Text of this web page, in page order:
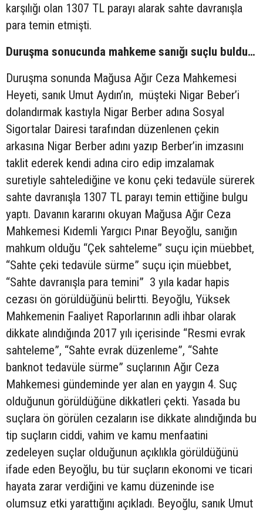
karşılığı olan 1307 TL parayı alarak sahte davranışla
para temin etmişti.
Duruşma sonucunda mahkeme sanığı suçlu buldu…
Duruşma sonunda Mağusa Ağır Ceza Mahkemesi
Heyeti, sanık Umut Aydın’ın, müşteki Nigar Beber’i
dolandırmak kastıyla Nigar Berber adına Sosyal
Sigortalar Dairesi tarafından düzenlenen çekin
arkasına Nigar Berber adını yazıp Berber’in imzasını
taklit ederek kendi adına ciro edip imzalamak
suretiyle sahtelediğine ve konu çeki tedavüle sürerek
sahte davranışla 1307 TL parayı temin ettiğine bulgu
yaptı. Davanın kararını okuyan Mağusa Ağır Ceza
Mahkemesi Kıdemli Yargıcı Pınar Beyoğlu, sanığın
mahkum olduğu “Çek sahteleme” suçu için müebbet,
“Sahte çeki tedavüle sürme” suçu için müebbet,
“Sahte davranışla para temini” 3 yıla kadar hapis
cezası ön görüldüğünü belirtti. Beyoğlu, Yüksek
Mahkemenin Faaliyet Raporlarının adli ihbar olarak
dikkate alındığında 2017 yılı içerisinde “Resmi evrak
sahteleme”, “Sahte evrak düzenleme”, “Sahte
banknot tedavüle sürme” suçlarının Ağır Ceza
Mahkemesi gündeminde yer alan en yaygın 4. Suç
olduğunun görüldüğüne dikkatleri çekti. Yasada bu
suçlara ön görülen cezaların ise dikkate alındığında bu
tip suçların ciddi, vahim ve kamu menfaatini
zedeleyen suçlar olduğunun açıklıkla görüldüğünü
ifade eden Beyoğlu, bu tür suçların ekonomi ve ticari
hayata zarar verdiğini ve kamu düzeninde ise
olumsuz etki yarattığını açıkladı. Beyoğlu, sanık Umut